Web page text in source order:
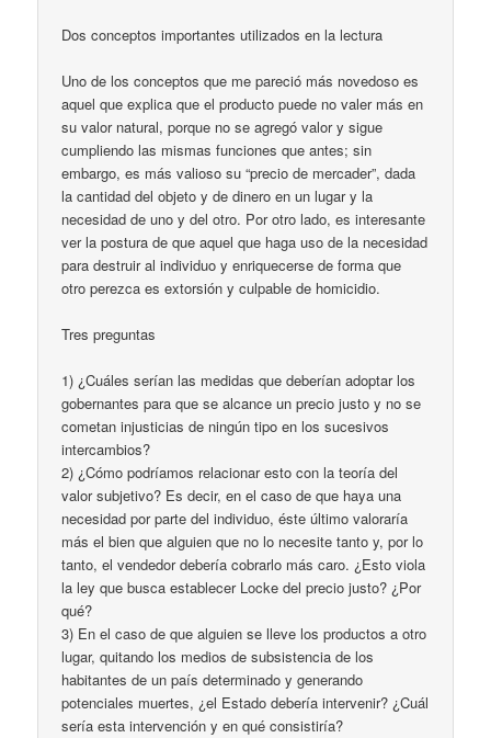
Dos conceptos importantes utilizados en la lectura
Uno de los conceptos que me pareció más novedoso es
aquel que explica que el producto puede no valer más en
su valor natural, porque no se agregó valor y sigue
cumpliendo las mismas funciones que antes; sin
embargo, es más valioso su “precio de mercader”, dada
la cantidad del objeto y de dinero en un lugar y la
necesidad de uno y del otro. Por otro lado, es interesante
ver la postura de que aquel que haga uso de la necesidad
para destruir al individuo y enriquecerse de forma que
otro perezca es extorsión y culpable de homicidio.
Tres preguntas
1) ¿Cuáles serían las medidas que deberían adoptar los
gobernantes para que se alcance un precio justo y no se
cometan injusticias de ningún tipo en los sucesivos
intercambios?
2) ¿Cómo podríamos relacionar esto con la teoría del
valor subjetivo? Es decir, en el caso de que haya una
necesidad por parte del individuo, éste último valoraría
más el bien que alguien que no lo necesite tanto y, por lo
tanto, el vendedor debería cobrarlo más caro. ¿Esto viola
la ley que busca establecer Locke del precio justo? ¿Por
qué?
3) En el caso de que alguien se lleve los productos a otro
lugar, quitando los medios de subsistencia de los
habitantes de un país determinado y generando
potenciales muertes, ¿el Estado debería intervenir? ¿Cuál
sería esta intervención y en qué consistiría?